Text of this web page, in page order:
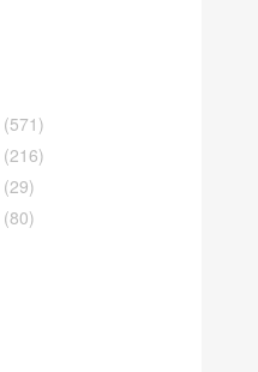
(571)
(216)
(29)
(80)